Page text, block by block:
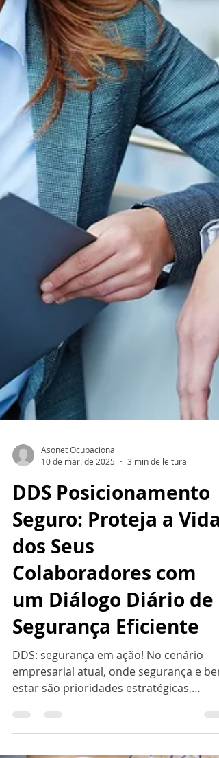
Asonet Ocupacional
10 de mar. de 2025
3 min de leitura
DDS Posicionamento
Seguro: Proteja a Vida
dos Seus
Colaboradores com
um Diálogo Diário de
Segurança Eficiente
DDS: segurança em ação! No cenário
empresarial atual, onde segurança e